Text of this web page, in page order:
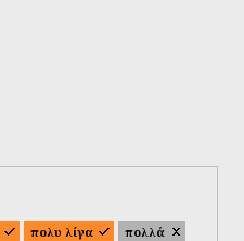
πολυ λίγα
πολλά